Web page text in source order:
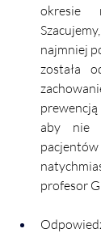
okresie
najmniej
została
aby nie
profesor